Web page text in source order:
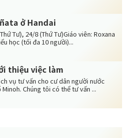
ở Handai
Tư), 24/8 (Thứ Tư)Giáo viên: Roxana
học (tối đa 10 người)...
thiệu việc làm
vụ tư vấn cho cư dân người nước
Chúng tôi có thể tư vấn ...